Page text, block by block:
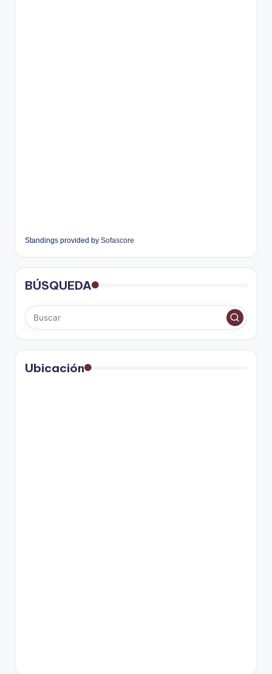
Standings provided by Sofascore
BÚSQUEDA
Ubicación